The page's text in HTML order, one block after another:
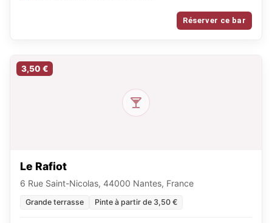
Réserver ce bar
3,50 €
Le Rafiot
6 Rue Saint-Nicolas, 44000 Nantes, France
Grande terrasse Pinte à partir de 3,50 €